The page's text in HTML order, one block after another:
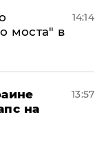
моста" в
14:14
на
13:57